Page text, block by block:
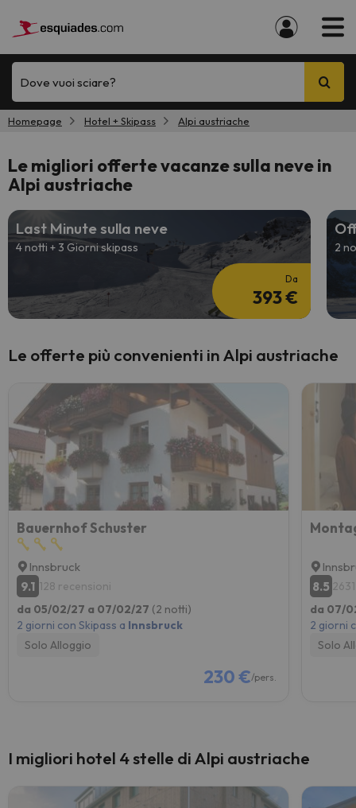
Dove vuoi sciare?
Homepage Hotel + Skipass Alpi austriache
Le migliori offerte vacanze sulla neve in
Alpi austriache
Last Minute sulla neve
4 notti + 3 Giorni skipass
Da
393 €
2
Le offerte più convenienti in Alpi austriache
Bauernhof Schuster
Innsbruck
9.1 128 recensioni
da 05/02/27 a 07/02/27 (2 notti)
2 giorni con Skipass a Innsbruck
Solo Alloggio
230 €/pers.
8.5
da 07/
2 giorni
Solo
I migliori hotel 4 stelle di Alpi austriache